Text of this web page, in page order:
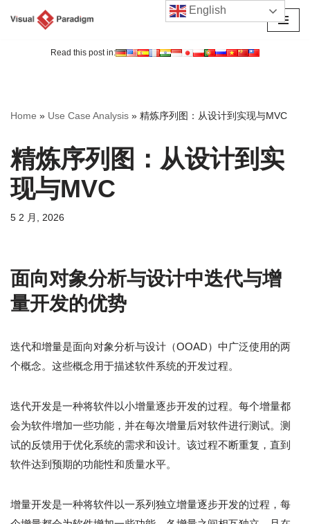
Read this post in:
Home » Use Case Analysis » 精炼序列图：从设计到实现与MVC
精炼序列图：从设计到实
现与MVC
5 2 月, 2026
面向对象分析与设计中迭代与增
量开发的优势
迭代和增量是面向对象分析与设计（OOAD）中广泛使用的两
个概念。这些概念用于描述软件系统的开发过程。
迭代开发是一种将软件以小增量逐步开发的过程。每个增量都
会为软件增加一些功能，并在每次增量后对软件进行测试。测
试的反馈用于优化系统的需求和设计。该过程不断重复，直到
软件达到预期的功能性和质量水平。
增量开发是一种将软件以一系列独立增量逐步开发的过程，每
English